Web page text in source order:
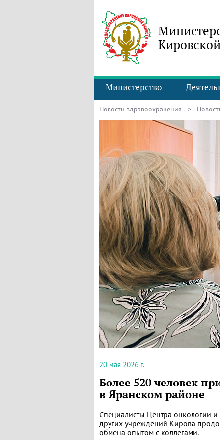
Министерство
Новости здравоохранения >
20 мая 2026 г.
Более 520 человек
в Яранском районе
Специалисты Центра онкологии
других учреждений Кирова
обмена опытом с коллегами.